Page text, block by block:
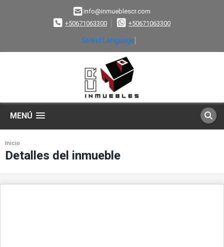
info@inmueblescr.com
+50671063300
+50671063300
Select Language
MENÚ
Inicio
Detalles del inmueble